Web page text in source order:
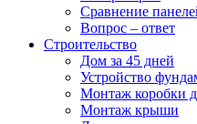
Сравнение
Вопрос – ответ
Строительство
Дом за 45 дней
Устройство
Монтаж коробки
Монтаж крыши